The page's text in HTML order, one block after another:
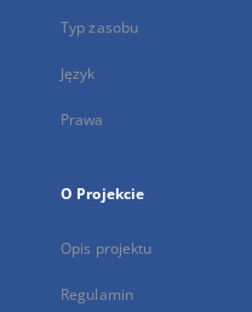
Typ zasobu
Język
Prawa
O Projekcie
Opis projektu
Regulamin